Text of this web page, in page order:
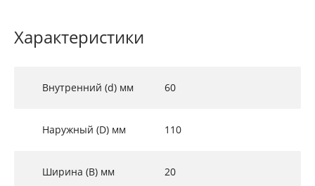
Характеристики
Внутренний (d) мм 60
Наружный (D) мм 110
Ширина (B) мм 20